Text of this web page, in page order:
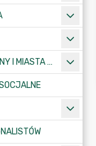
RAPORT O STANIE GMINY I MIASTA KRAJENKA